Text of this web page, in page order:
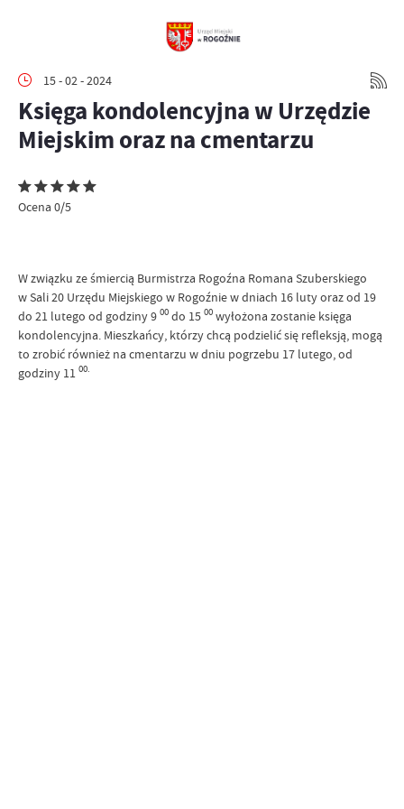
15 - 02 - 2024
Księga kondolencyjna w Urzędzie
Miejskim oraz na cmentarzu
Ocena 0/5
W związku ze śmiercią Burmistrza Rogoźna Romana Szuberskiego
w Sali 20 Urzędu Miejskiego w Rogoźnie w dniach 16 luty oraz od 19
do 21 lutego od godziny 9 00 do 15 00 wyłożona zostanie księga
kondolencyjna. Mieszkańcy, którzy chcą podzielić się refleksją, mogą
to zrobić również na cmentarzu w dniu pogrzebu 17 lutego, od
godziny 11 00.